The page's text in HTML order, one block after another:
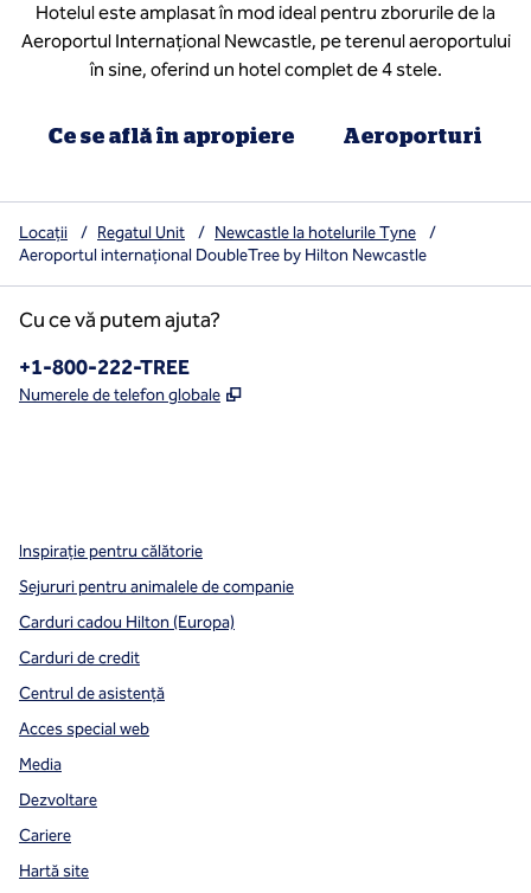
Hotelul este amplasat în mod ideal pentru zborurile de la
Aeroportul Internațional Newcastle, pe terenul aeroportului
în sine, oferind un hotel complet de 4 stele.
Ce se află în apropiere Aeroporturi
Locații / Regatul Unit / Newcastle la hotelurile Tyne
/
Aeroportul internațional DoubleTree by Hilton Newcastle
Cu ce vă putem ajuta?
Telefon:
+1-800-222-TREE
Numerele de telefon globale ,
Inspirație pentru călătorie
Sejururi pentru animalele de companie
Carduri cadou Hilton (Europa)
Carduri de credit
Centrul de asistență
Acces special web
Media
Dezvoltare
Cariere
Hartă site